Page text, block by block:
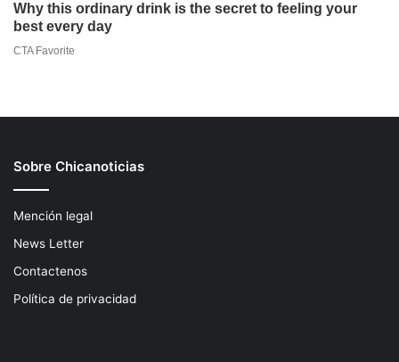
Sobre Chicanoticias
Mención legal
News Letter
Contactenos
Política de privacidad